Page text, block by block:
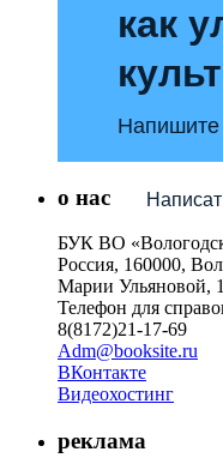
как
о нас
БУК ВО
Россия, 160000,
Марии Ульяновой, 1
Телефон для
8(8172)21-17-69
Adm@booksite.ru
ВКонтакте
Видеохостинг
реклама